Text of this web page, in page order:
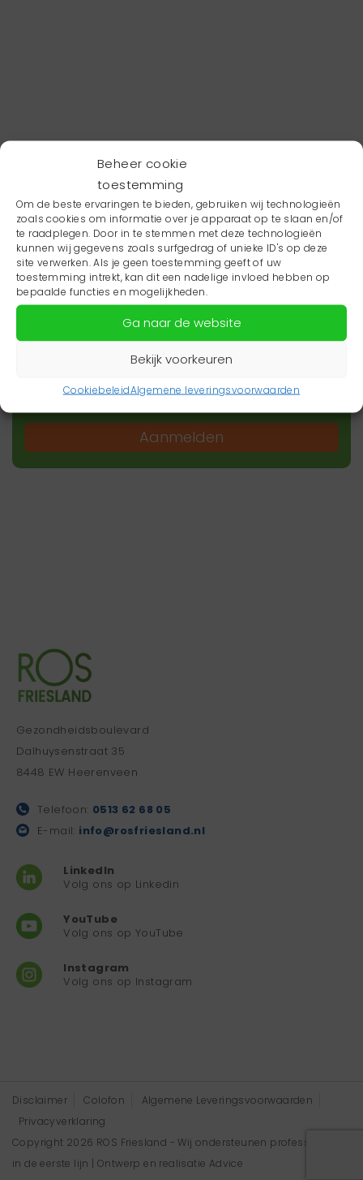
Beheer cookie
toestemming
Om de beste ervaringen te bieden, gebruiken wij technologieën
zoals cookies om informatie over je apparaat op te slaan en/of
te raadplegen. Door in te stemmen met deze technologieën
kunnen wij gegevens zoals surfgedrag of unieke ID's op deze
site verwerken. Als je geen toestemming geeft of uw
toestemming intrekt, kan dit een nadelige invloed hebben op
bepaalde functies en mogelijkheden.
Ga naar de website
Bekijk voorkeuren
CookiebeleidAlgemene leveringsvoorwaarden
Wil je niets missen?
Wil je op de hoogte blijven van het laatste
zorgnieuws in jouw regio? Schrijf je dan in voor
onze nieuwsbrief.
Aanmelden
Gezondheidsboulevard
Dalhuysenstraat 35
8448 EW Heerenveen
Telefoon: 0513 62 68 05
E-mail: info@rosfriesland.nl
LinkedIn
Volg ons op Linkedin
YouTube
Volg ons op YouTube
Instagram
Volg ons op Instagram
Disclaimer Colofon
Algemene Leveringsvoorwaarden
Privacyverklaring
Copyright 2026 ROS Friesland - Wij ondersteunen professionals
in de eerste lijn | Ontwerp en realisatie Advice